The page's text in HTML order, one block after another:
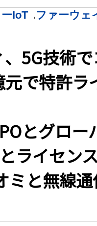
IoT ,ファーウェ
、5G技術
で特許
とグロ
ライセン
ミと無線